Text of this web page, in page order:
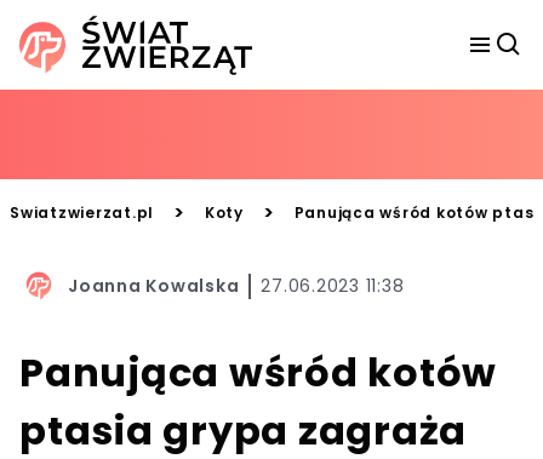
Swiatzwierzat.pl > Koty > Panująca wśród kotów
Joanna Kowalska 27.06.2023 11:38
Panująca wśród kotów
ptasia grypa zagraża